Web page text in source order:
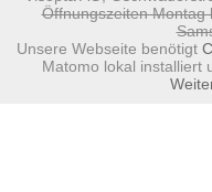
Öffnungszeiten Montag
Unsere Webseite benötigt
Matomo lokal installiert